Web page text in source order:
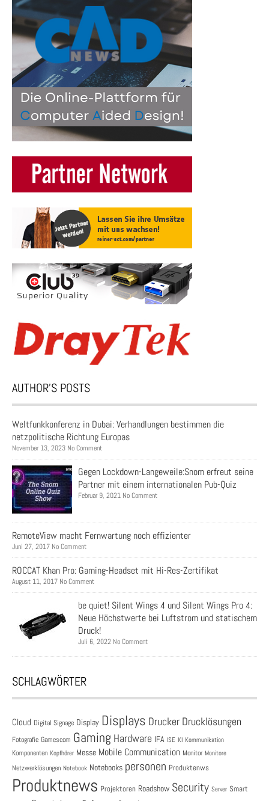
AUTHOR’S POSTS
Weltfunkkonferenz in Dubai: Verhandlungen bestimmen die
netzpolitische Richtung Europas
November 13, 2023 No Comment
Gegen Lockdown-Langeweile:Snom erfreut seine
Partner mit einem internationalen Pub-Quiz
Februar 9, 2021 No Comment
RemoteView macht Fernwartung noch effizienter
Juni 27, 2017 No Comment
ROCCAT Khan Pro: Gaming-Headset mit Hi-Res-Zertifikat
August 11, 2017 No Comment
be quiet! Silent Wings 4 und Silent Wings Pro 4:
Neue Höchstwerte bei Luftstrom und statischem
Druck!
Juli 6, 2022 No Comment
SCHLAGWÖRTER
Cloud Digital Signage Display Displays Drucker Drucklösungen
Fotografie Gamescom Gaming Hardware IFA ISE KI Kommunikation
Komponenten Kopfhörer Messe Mobile Communication Monitor Monitore
Netzwerklösungen Notebook Notebooks personen Produktenws
Produktnews Projektoren Roadshow Security Server Smart